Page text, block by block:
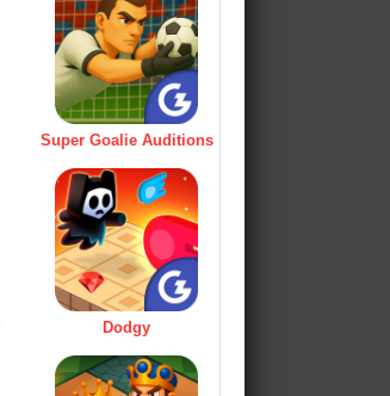
Super Goalie Auditions
Dodgy